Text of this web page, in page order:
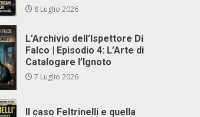
8 Luglio 2026
L’Archivio dell’Ispettore Di
Falco | Episodio 4: L’Arte di
Catalogare l’Ignoto
7 Luglio 2026
Il caso Feltrinelli e quella